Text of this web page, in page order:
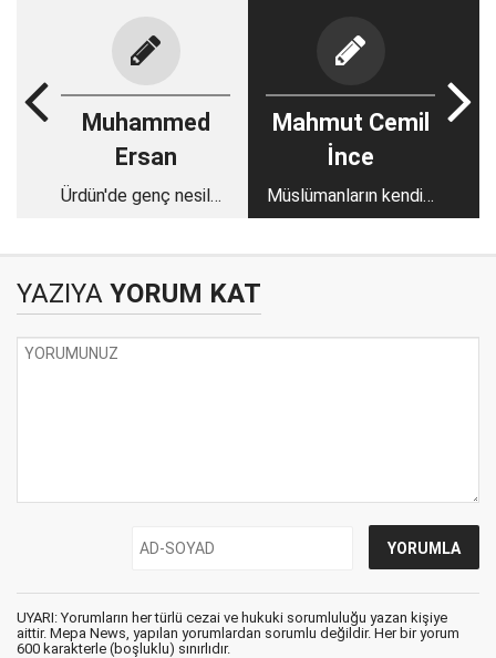
Muhammed
Ersan
Ürdün'de genç nesilde
Mahmut Cemil
İnce
Müslümanların kendini
savunma hakkı
YAZIYA YORUM KAT
UYARI: Yorumların her türlü cezai ve hukuki sorumluluğu yazan kişiye
aittir. Mepa News, yapılan yorumlardan sorumlu değildir. Her bir yorum
600 karakterle (boşluklu) sınırlıdır.